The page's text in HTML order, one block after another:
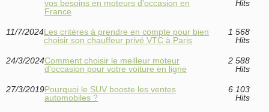
vos besoins en moteurs d'occasion en
France
Hits
11/7/2024Les critères à prendre en compte pour bien
choisir son chauffeur privé VTC à Paris
1 568
Hits
24/3/2024Comment choisir le meilleur moteur
d'occasion pour votre voiture en ligne
2 588
Hits
27/3/2019Pourquoi le SUV booste les ventes
automobiles ?
6 103
Hits